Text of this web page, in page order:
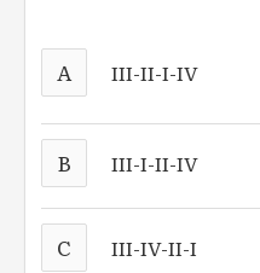
A III-II-I-IV
B III-I-II-IV
C III-IV-II-I